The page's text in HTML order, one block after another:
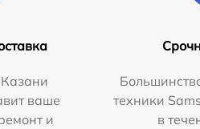
ваше
и
техники
в